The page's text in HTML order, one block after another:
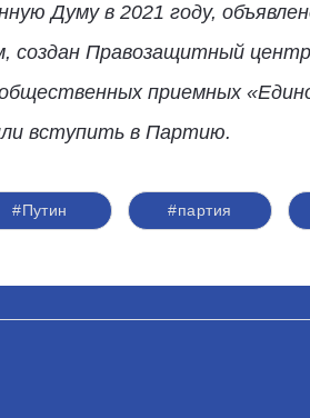
Думу в 2021 году,
создан Правозащитный
приемных
вступить в Партию.
#Путин #партия